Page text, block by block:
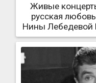
Живые
русская
Нины Лебедевой